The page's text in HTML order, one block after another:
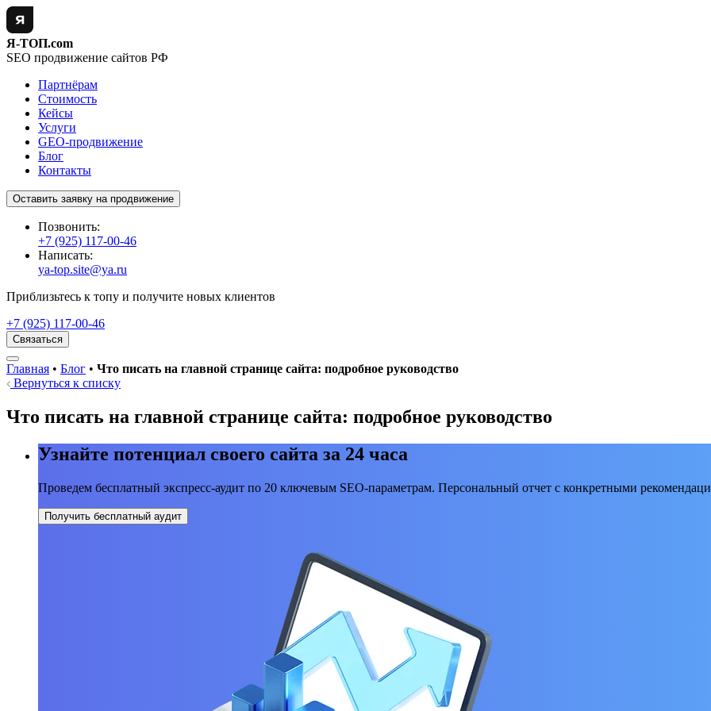
Я-ТОП.com
SEO продвижение сайтов РФ
Партнёрам
Стоимость
Кейсы
Услуги
GEO-продвижение
Блог
Контакты
Оставить заявку на продвижение
Позвонить:
+7 (925) 117-00-46
Написать:
ya-top.site@ya.ru
Приблизьтесь к топу и получите новых клиентов
+7 (925) 117-00-46
Связаться
Главная • Блог • Что писать на главной странице сайта: подробное руководство
Вернуться к списку
Что писать на главной странице сайта: подробное руководство
Узнайте потенциал своего сайта за 24 часа
Проведем бесплатный экспресс-аудит по 20 ключевым SEO-параметрам. Персональный отчет с конкретными
Получить бесплатный аудит